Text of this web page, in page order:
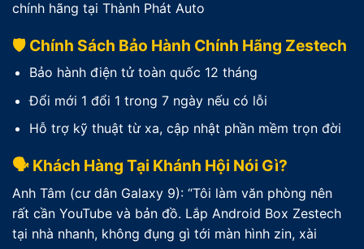
🛡️ Chính Sách Bảo Hành Chính Hãng Zestech
Bảo hành điện tử toàn quốc 12 tháng
Đổi mới 1 đổi 1 trong 7 ngày nếu có lỗi
Hỗ trợ kỹ thuật từ xa, cập nhật phần mềm trọn đời
🗣️ Khách Hàng Tại Khánh Hội Nói Gì?
Anh Tâm (cư dân Galaxy 9): “Tôi làm văn phòng nên
rất cần YouTube và bản đồ. Lắp Android Box Zestech
tại nhà nhanh, không đụng gì tới màn hình zin, xài